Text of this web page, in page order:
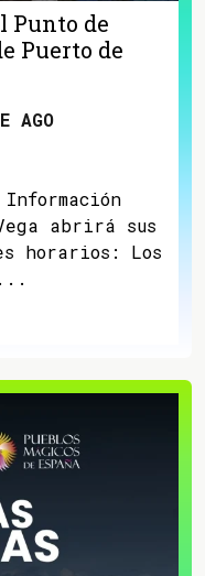
Punto de
Puerto de
AGO
abrirá sus
horarios: Los